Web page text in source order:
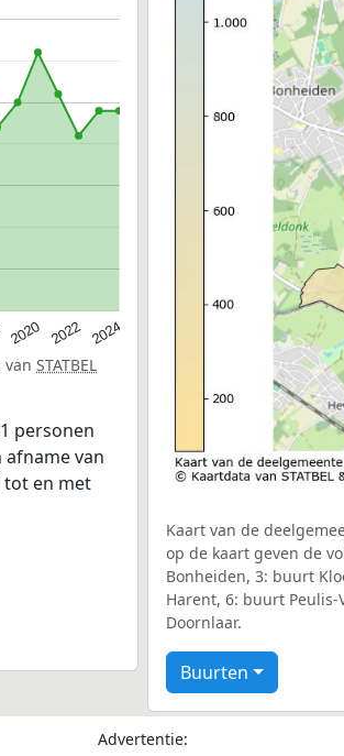
2020 2022 2024
van STATBEL
personen
afname van
tot en met
Kaart van de
op de kaart geven de
Bonheiden, 3: buurt
Harent, 6: buurt
Doornlaar.
Buurten
Advertentie: